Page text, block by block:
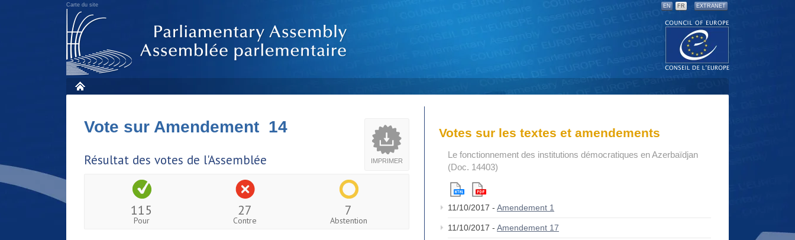
Carte du site EN FR EXTRANET
IMPRIMER
Vote sur Amendement 14
Résultat des votes de l'Assemblée
115
Pour
27
Contre
7
Abstention
Votes sur les textes et amendements
Le fonctionnement des institutions démocratiques en Azerbaïdjan
(Doc. 14403)
11/10/2017 - Amendement 1
11/10/2017 - Amendement 17